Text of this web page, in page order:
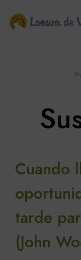
contenido
Cuando
tarde
(John